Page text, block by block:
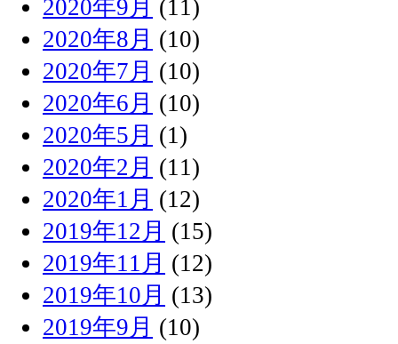
2020年9月 (11)
2020年8月 (10)
2020年7月 (10)
2020年6月 (10)
2020年5月 (1)
2020年2月 (11)
2020年1月 (12)
2019年12月 (15)
2019年11月 (12)
2019年10月 (13)
2019年9月 (10)